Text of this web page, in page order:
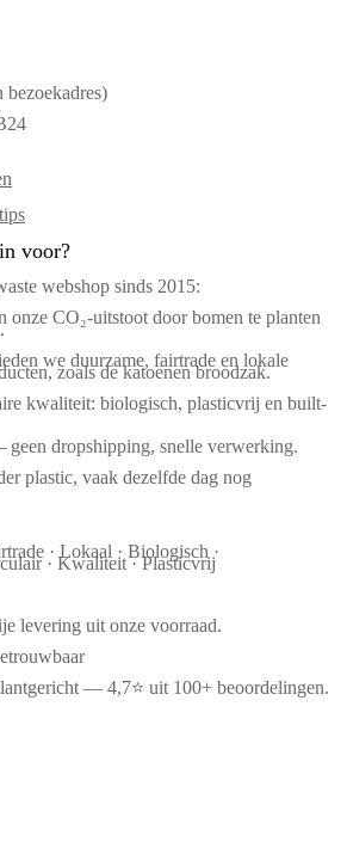
bezoekadres)
voor?
webshop sinds 2015:
onze CO₂-uitstoot door bomen te planten
we duurzame, fairtrade en lokale
zoals de katoenen broodzak.
kwaliteit: biologisch, plasticvrij en built-
geen dropshipping, snelle verwerking.
plastic, vaak dezelfde dag nog
· Lokaal · Biologisch ·
· Kwaliteit · Plasticvrij
levering uit onze voorraad.
— 4,7⭐ uit 100+ beoordelingen.